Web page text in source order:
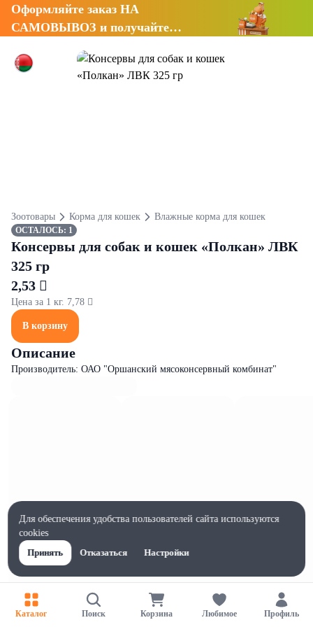
Оформляйте заказ НА
САМОВЫВОЗ и получайте
Зоотовары Корма для кошек Влажные корма для кошек
ОСТАЛОСЬ: 1
Консервы для собак и кошек «Полкан» ЛВК
325 гр
2,53 
Цена за 1 кг. 7,78 
В корзину
Описание
Производитель: ОАО "Оршанский мясоконсервный комбинат"
Характеристики
Каталог Поиск Корзина Любимое Профиль
Для обеспечения удобства пользователей сайта используются
cookies
Принять
Отказаться Настройки